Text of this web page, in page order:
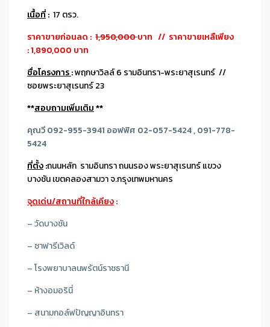
เนื้อที่: 17 ตรว.
ราคาขายก่อนลด :1,950,000บาท // ราคาขายเหลืเพียง
: 1,890,000 บาท
ชื่อโครงการ:พฤกษาวิลล์ 6 รามอินทรา-พระยาสุเรนทร์ //
ซอยพระยาสุเรนทร์ 23
**สอบถามเพิ่มเติม**
คุณวี 092-955-3941 ออฟฟิศ 02-057-5424 , 091-778-
5424
ที่ตั้ง:ถนนหลัก รามอินทรา ถนนรอง พระยาสุเรนทร์ แขวง
บางชัน เขตคลองสามวา จ.กรุงเทพมหานคร
จุดเด่น/สถานที่ใกล้เคียง:
– วัดบางชัน
– ซาฟารีเวิลด์
– โรงพยาบาลนพรัตน์ราชธานี
– ห้างอมอรินี่
– สนามกอล์ฟปัญญาอินทรา